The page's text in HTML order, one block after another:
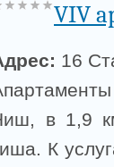
VIV
16
в 1,9
К